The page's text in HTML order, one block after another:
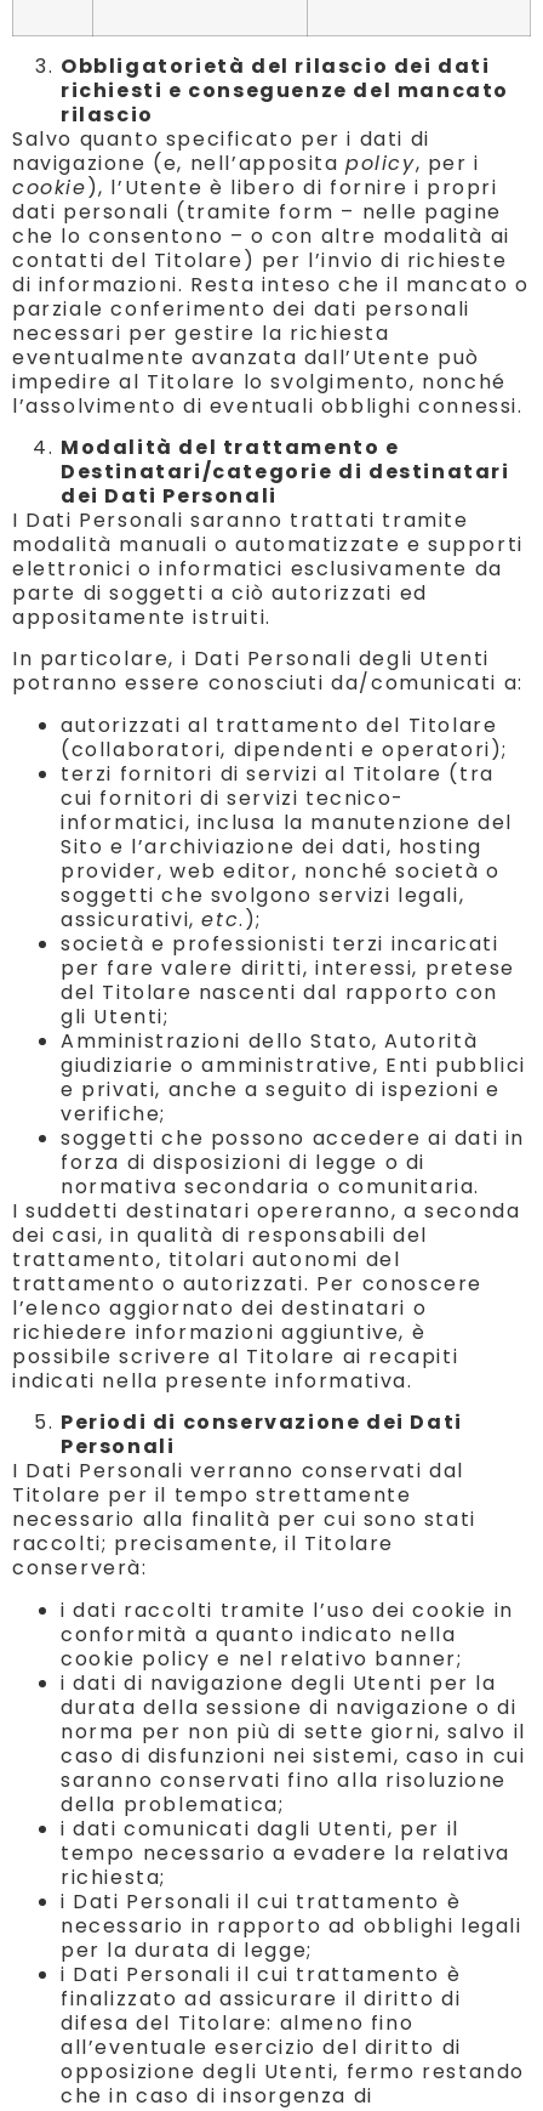
Obbligatorietà del rilascio dei dati
richiesti e conseguenze del mancato
rilascio
Salvo quanto specificato per i dati di
navigazione (e, nell’appositapolicy, per i
cookie), l’Utente è libero di fornire i propri
dati personali (tramite form – nelle pagine
che lo consentono – o con altre modalità ai
contatti del Titolare) per l’invio di richieste
di informazioni. Resta inteso che il mancato o
parziale conferimento dei dati personali
necessari per gestire la richiesta
eventualmente avanzata dall’Utente può
impedire al Titolare lo svolgimento, nonché
l’assolvimento di eventuali obblighi connessi.
Modalità del trattamento e
Destinatari/categorie di destinatari
dei Dati Personali
I Dati Personali saranno trattati tramite
modalità manuali o automatizzate e supporti
elettronici o informatici esclusivamente da
parte di soggetti a ciò autorizzati ed
appositamente istruiti.
In particolare, i Dati Personali degli Utenti
potranno essere conosciuti da/comunicati a:
autorizzati al trattamento del Titolare
(collaboratori, dipendenti e operatori);
terzi fornitori di servizi al Titolare (tra
cui fornitori di servizi tecnico-
informatici, inclusa la manutenzione del
Sito e l’archiviazione dei dati, hosting
provider, web editor, nonché società o
soggetti che svolgono servizi legali,
assicurativi,etc.);
società e professionisti terzi incaricati
per fare valere diritti, interessi, pretese
del Titolare nascenti dal rapporto con
gli Utenti;
Amministrazioni dello Stato, Autorità
giudiziarie o amministrative, Enti pubblici
e privati, anche a seguito di ispezioni e
verifiche;
soggetti che possono accedere ai dati in
forza di disposizioni di legge o di
normativa secondaria o comunitaria.
I suddetti destinatari opereranno, a seconda
dei casi, in qualità di responsabili del
trattamento, titolari autonomi del
trattamento o autorizzati. Per conoscere
l’elenco aggiornato dei destinatari o
richiedere informazioni aggiuntive, è
possibile scrivere al Titolare ai recapiti
indicati nella presente informativa.
Periodi di conservazione dei Dati
Personali
I Dati Personali verranno conservati dal
Titolare per il tempo strettamente
necessario alla finalità per cui sono stati
raccolti; precisamente, il Titolare
conserverà:
i dati raccolti tramite l’uso dei cookie in
conformità a quanto indicato nella
cookie policy e nel relativo banner;
i dati di navigazione degli Utenti per la
durata della sessione di navigazione o di
norma per non più di sette giorni, salvo il
caso di disfunzioni nei sistemi, caso in cui
saranno conservati fino alla risoluzione
della problematica;
i dati comunicati dagli Utenti, per il
tempo necessario a evadere la relativa
richiesta;
i Dati Personali il cui trattamento è
necessario in rapporto ad obblighi legali
per la durata di legge;
i Dati Personali il cui trattamento è
finalizzato ad assicurare il diritto di
difesa del Titolare: almeno fino
all’eventuale esercizio del diritto di
opposizione degli Utenti, fermo restando
che in caso di insorgenza di